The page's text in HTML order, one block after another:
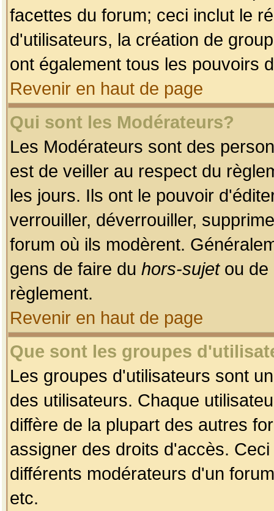
facettes du forum; ceci inclut le
d'utilisateurs, la création de
ont également tous les pouvoirs
Revenir en haut de page
Qui sont les Modérateurs?
Les Modérateurs sont des
est de veiller au respect du
les jours. Ils ont le pouvoir
verrouiller, déverrouiller,
forum où ils modèrent.
gens de faire du hors-sujetou de
règlement.
Revenir en haut de page
Que sont les groupes
Les groupes d'utilisateurs sont
des utilisateurs. Chaque
diffère de la plupart des autres
assigner des droits d'accès.
différents modérateurs d'un
etc.